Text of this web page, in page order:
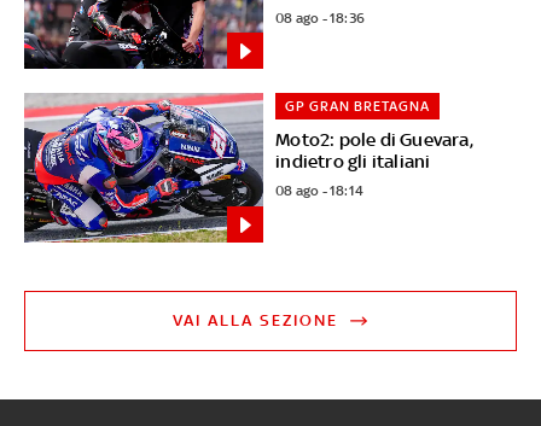
08 ago - 18:36
Moto2: pole di Guevara,
indietro gli italiani
GP GRAN BRETAGNA
08 ago - 18:14
VAI ALLA SEZIONE